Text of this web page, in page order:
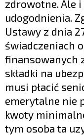
zdrowotne. Ale
udogodnienia.
Ustawy z dnia
świadczeniach
finansowanych
składki na
musi płacić
emerytalne nie
kwoty
tym osoba ta